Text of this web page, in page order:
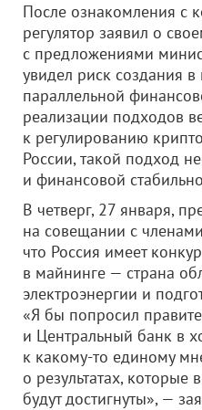
После ознакомления с
регулятор заявил о
с предложениями
увидел риск создания в
параллельной
реализации подходов
к регулированию
России, такой подход
и финансовой
В четверг, 27 января,
на совещании с
что Россия имеет
в майнинге — страна
электроэнергии и
«Я бы попросил
и Центральный банк в
к какому-то единому
о результатах, которые
будут достигнуты», —